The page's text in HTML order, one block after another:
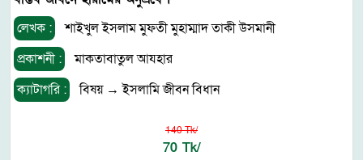
লেখক :
শাইখুল ইসলাম মুফতী মুহাম্মাদ তাকী উসমানী
প্রকাশনী :
মাকতাবাতুল আযহার
ক্যাটাগরি :
বিষয়→ইসলামি জীবন বিধান
140 Tk/
70 Tk/